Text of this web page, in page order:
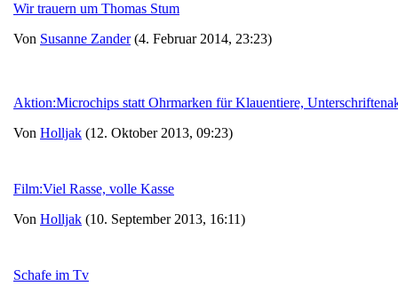
Wir trauern um Thomas Stum
Von Susanne Zander(4. Februar 2014, 23:23)
Aktion:Microchips statt Ohrmarken für Klauentiere,
Von Holljak (12. Oktober 2013, 09:23)
Film:Viel Rasse, volle Kasse
Von Holljak (10. September 2013, 16:11)
Schafe im Tv